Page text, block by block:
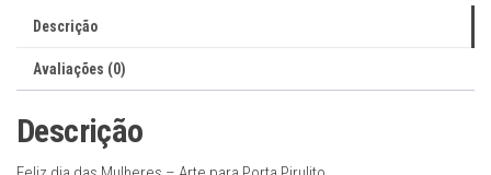
Pirulito
Descrição
Avaliações (0)
Descrição